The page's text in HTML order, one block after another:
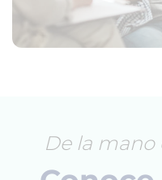
De la mano